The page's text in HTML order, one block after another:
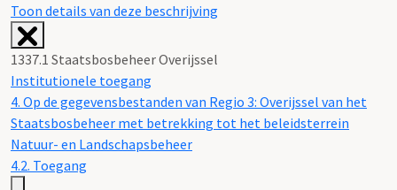
Toon details van deze beschrijving
1337.1 Staatsbosbeheer Overijssel
Institutionele toegang
4. Op de gegevensbestanden van Regio 3: Overijssel van het
Staatsbosbeheer met betrekking tot het beleidsterrein
Natuur- en Landschapsbeheer
4.2. Toegang